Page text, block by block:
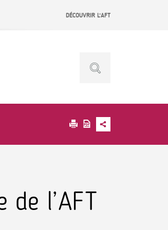
DÉCOUVRIR L’AFT
de l’AFT